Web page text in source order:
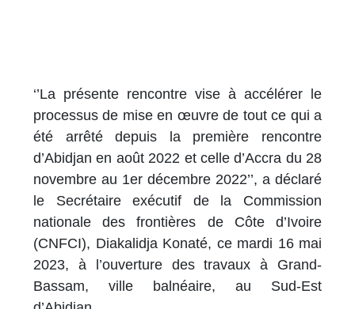
‘’La présente rencontre vise à accélérer le
processus de mise en œuvre de tout ce qui a
été arrêté depuis la première rencontre
d’Abidjan en août 2022 et celle d’Accra du 28
novembre au 1er décembre 2022’’, a déclaré
le Secrétaire exécutif de la Commission
nationale des frontières de Côte d’Ivoire
(CNFCI), Diakalidja Konaté, ce mardi 16 mai
2023, à l’ouverture des travaux à Grand-
Bassam, ville balnéaire, au Sud-Est